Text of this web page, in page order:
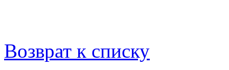
Возврат к списку